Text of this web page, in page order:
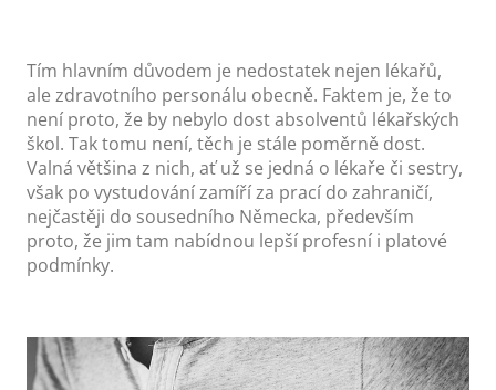
Tím hlavním důvodem je nedostatek nejen lékařů,
ale zdravotního personálu obecně. Faktem je, že to
není proto, že by nebylo dost absolventů lékařských
škol. Tak tomu není, těch je stále poměrně dost.
Valná většina z nich, ať už se jedná o lékaře či sestry,
však po vystudování zamíří za prací do zahraničí,
nejčastěji do sousedního Německa, především
proto, že jim tam nabídnou lepší profesní i platové
podmínky.